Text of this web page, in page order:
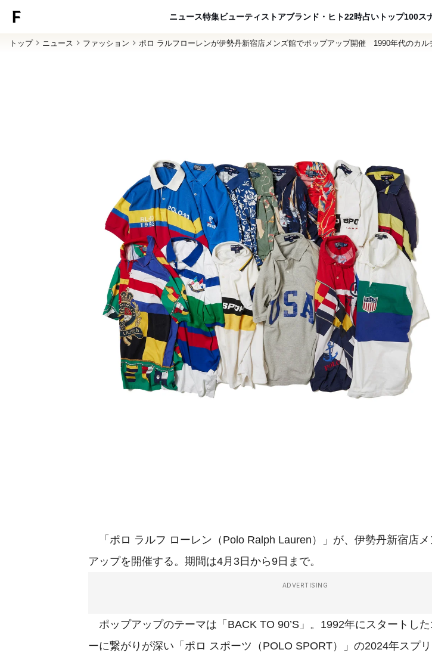
ニュース特集ビューティ ストアブランド・ヒト22時占い トップ100ス
トップ ニュース ファッション ポロ ラルフローレンが伊勢丹新宿店メンズ館でポップアップ開催 1990年代のカル
「ポロ ラルフ ローレン（Polo Ralph Lauren）」が、伊勢丹新宿店
アップを開催する。期間は4月3日から9日まで。
ADVERTISING
ポップアップのテーマは「BACK TO 90’S」。1992年にスタートし
ーに繋がりが深い「ポロ スポーツ（POLO SPORT）」の2024年スプ